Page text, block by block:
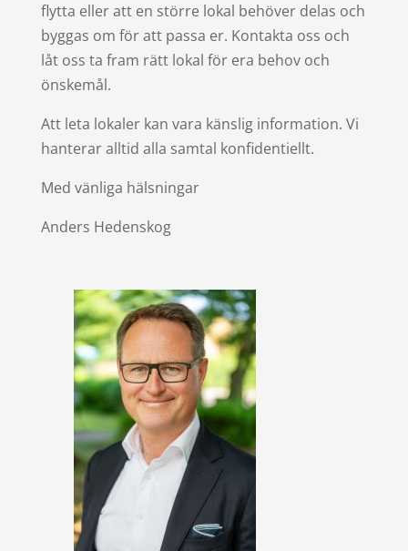
flytta eller att en större lokal behöver delas och
byggas om för att passa er. Kontakta oss och
låt oss ta fram rätt lokal för era behov och
önskemål.
Att leta lokaler kan vara känslig information. Vi
hanterar alltid alla samtal konfidentiellt.
Med vänliga hälsningar
Anders Hedenskog